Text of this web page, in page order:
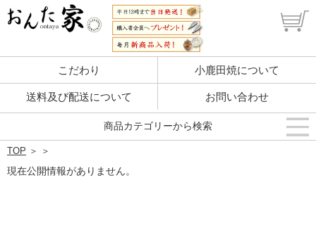
こだわり 小鹿田焼について
送料及び配送について お問い合わせ
TOP ＞ ＞
現在公開情報がありません。
商品カテゴリーから検索